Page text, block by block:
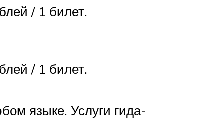
/ 1 билет.
/ 1 билет.
языке. Услуги гида-